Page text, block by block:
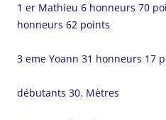
1 er Mathieu 6 honneurs 70
honneurs 62 points
3 eme Yoann 31 honneurs 17
débutants 30. Mètres